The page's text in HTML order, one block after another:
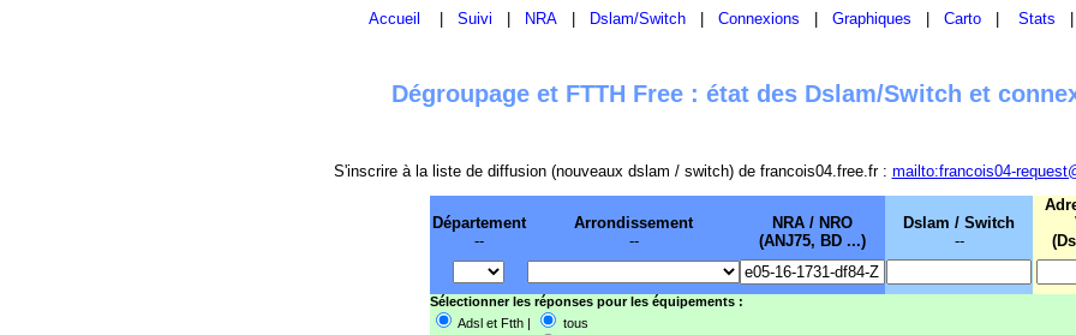
Accueil Suivi NRA Dslam/Switch Connexions Graphiques Carto Stats
Dégroupage et FTTH Free : état des Dslam/Switch et
S'inscrire à la liste de diffusion (nouveaux dslam / switch) de francois04.free.fr : mailto:francois04-
Département
--
Arrondissement
--
NRA / NRO
(ANJ75, BD ...)
Dslam / Switch
--
Sélectionner les réponses pour les équipements :
Adsl et Ftth |
tous